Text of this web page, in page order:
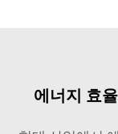
에너지 효